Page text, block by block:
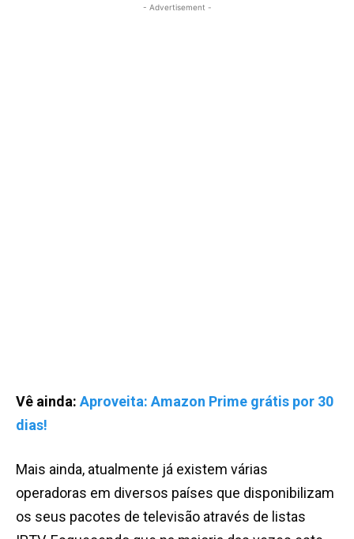
- Advertisement -
Vê ainda: Aproveita: Amazon Prime grátis por 30
dias!
Mais ainda, atualmente já existem várias
operadoras em diversos países que disponibilizam
os seus pacotes de televisão através de listas